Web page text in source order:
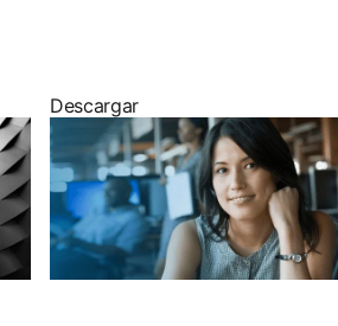
Descargar